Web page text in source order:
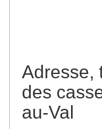
Adresse,
des
au-Val